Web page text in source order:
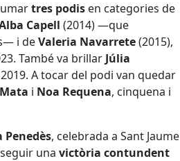
tres podis en categories de
Capell (2014) —que
i deValeria Navarrete(2015),
També va brillar Júlia
A tocar del podi van quedar
i Noa Requena, cinquena i
Penedès, celebrada a Sant Jaume
una victòria contundent